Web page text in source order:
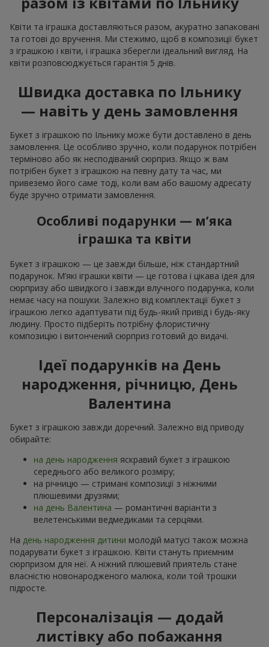
Квіти та іграшка доставляються разом, акуратно запаковані
та готові до вручення. Ми стежимо, щоб в композиції букет
з іграшкою і квіти, і іграшка зберегли ідеальний вигляд. На
квіти розповсюджується гарантія 5 днів.
Швидка доставка по Ільнику
— навіть у день замовлення
Букет з іграшкою по Ільнику може бути доставлено в день
замовлення. Це особливо зручно, коли подарунок потрібен
терміново або як несподіваний сюрприз. Якщо ж вам
потрібен букет з іграшкою на певну дату та час, ми
привеземо його саме тоді, коли вам або вашому адресату
буде зручно отримати замовлення.
Особливі подарунки — м’яка
іграшка та квіти
Букет з іграшкою — це завжди більше, ніж стандартний
подарунок. М’які іграшки квіти — це готова і цікава ідея для
сюрпризу або швидкого і завжди влучного подарунка, коли
немає часу на пошуки. Залежно від комплектації букет з
іграшкою легко адаптувати під будь-який привід і будь-яку
людину. Просто підберіть потрібну флористичну
композицію і витончений сюрприз готовий до видачі.
Ідеї подарунків на День
народження, річницю, День
Валентина
Букет з іграшкою завжди доречний. Залежно від приводу
обирайте:
на день народження яскравий букет з іграшкою
середнього або великого розміру;
на річницю — стримані композиції з ніжними
плюшевими друзями;
на день Валентина — романтичні варіанти з
велетенськими ведмедиками та серцями.
На день народження дитини молодій матусі також можна
подарувати букет з іграшкою. Квіти стануть приємним
сюрпризом для неї. А ніжний плюшевий приятель стане
власністю новонародженого малюка, коли той трошки
підросте.
Персоналізація — додай
листівку або побажання